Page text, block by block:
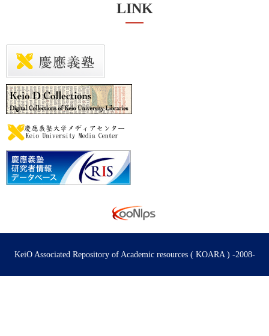
LINK
KeiO Associated Repository of Academic resources ( KOARA ) -2008-